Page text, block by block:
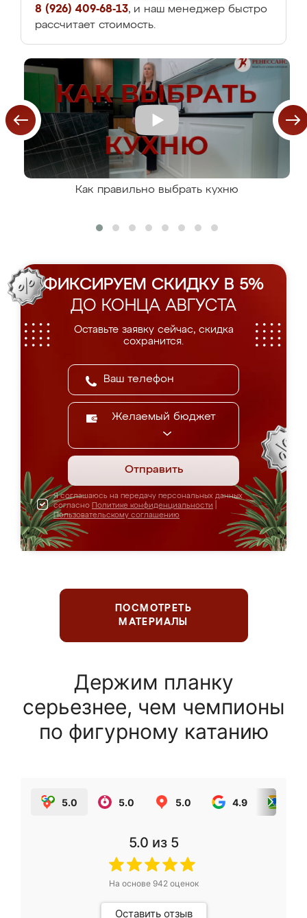
8 (926) 409-68-13, и наш менеджер быстро
рассчитает стоимость.
Как правильно выбрать кухню
ФИКСИРУЕМ СКИДКУ В 5%
ДО КОНЦА АВГУСТА
Оставьте заявку сейчас, скидка
сохранится.
Желаемый бюджет
Отправить
Я соглашаюсь на передачу персональных данных
согласно Политике конфиденциальности
Пользовательскому соглашению
ПОСМОТРЕТЬ
МАТЕРИАЛЫ
Держим планку
серьезнее, чем чемпионы
по фигурному катанию
5.0 5.0 5.0 4.9
5.0 из 5
На основе 942оценок
Оставить отзыв